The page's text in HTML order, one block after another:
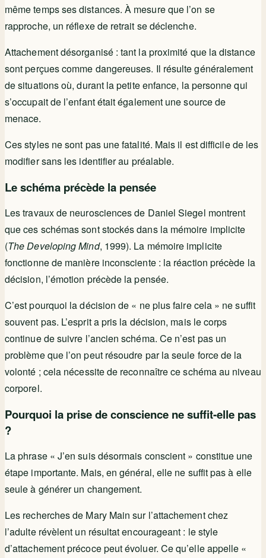
même temps ses distances. À mesure que l’on se
rapproche, un réflexe de retrait se déclenche.
Attachement désorganisé : tant la proximité que la distance
sont perçues comme dangereuses. Il résulte généralement
de situations où, durant la petite enfance, la personne qui
s’occupait de l’enfant était également une source de
menace.
Ces styles ne sont pas une fatalité. Mais il est difficile de les
modifier sans les identifier au préalable.
Le schéma précède la pensée
Les travaux de neurosciences de Daniel Siegel montrent
que ces schémas sont stockés dans la mémoire implicite
(The Developing Mind, 1999). La mémoire implicite
fonctionne de manière inconsciente : la réaction précède la
décision, l’émotion précède la pensée.
C’est pourquoi la décision de « ne plus faire cela » ne suffit
souvent pas. L’esprit a pris la décision, mais le corps
continue de suivre l’ancien schéma. Ce n’est pas un
problème que l’on peut résoudre par la seule force de la
volonté ; cela nécessite de reconnaître ce schéma au niveau
corporel.
Pourquoi la prise de conscience ne suffit-elle pas
?
La phrase « J’en suis désormais conscient » constitue une
étape importante. Mais, en général, elle ne suffit pas à elle
seule à générer un changement.
Les recherches de Mary Main sur l’attachement chez
l’adulte révèlent un résultat encourageant : le style
d’attachement précoce peut évoluer. Ce qu’elle appelle «